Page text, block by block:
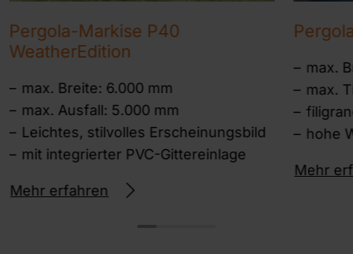
Pergola-Markise P40
WeatherEdition
max. Breite: 6.000 mm
max. Ausfall: 5.000 mm
Leichtes, stilvolles Erscheinungsbild
mit integrierter PVC-Gittereinlage
Mehr erfahren
max.
max.
hohe
Mehr